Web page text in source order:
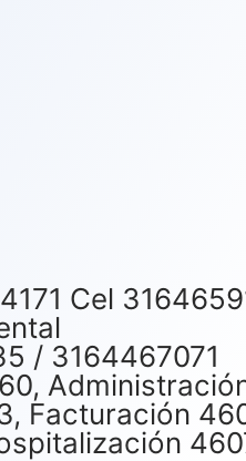
Cel
/ 3164467071
Facturación